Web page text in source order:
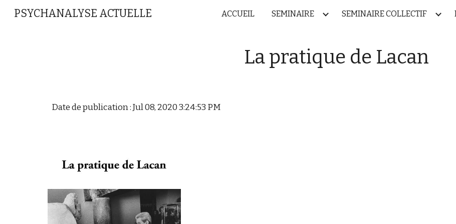
Skip to main content Skip to
PSYCHANALYSE ACTUELLE ACCUEIL SEMINAIRE SEMINAIRE COLLECTIF
La pratique de Lacan
Date de publication : Jul 08, 2020 3:24:53 PM